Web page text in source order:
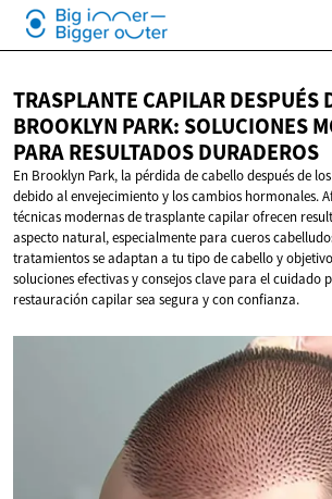
TRASPLANTE CAPILAR DESPUÉS
BROOKLYN PARK: SOLUCIONES
PARARESULTADOS DURADEROS
En Brooklyn Park, la pérdida de cabello después de
debido al envejecimiento y los cambios hormonales.
técnicas modernas de trasplante capilar ofrecen
aspecto natural, especialmente para cueros
tratamientos se adaptan a tu tipo de cabello y
soluciones efectivas y consejos clave para el cuidado
restauración capilar sea segura y con confianza.